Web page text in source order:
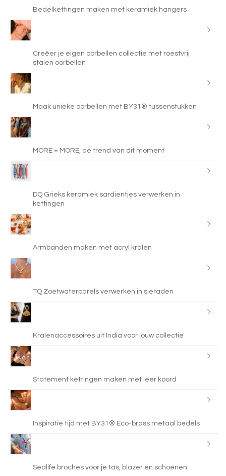
Bedelkettingen maken met keramiek hangers
Creëer je eigen oorbellen collectie met roestvrij
stalen oorbellen
Maak unieke oorbellen met BY31® tussenstukken
MORE = MORE, dé trend van dit moment
DQ Grieks keramiek sardientjes verwerken in
kettingen
Armbanden maken met acryl kralen
TQ Zoetwaterparels verwerken in sieraden
Kralenaccessoires uit India voor jouw collectie
Statement kettingen maken met leer koord
Inspiratie tijd met BY31® Eco-brass metaal bedels
Sealife broches voor je tas, blazer en schoenen